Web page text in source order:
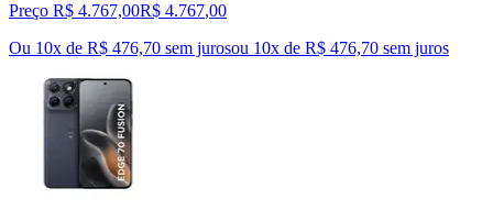
Preço R$ 4.767,00R$ 4.767,00
Ou 10x de R$ 476,70 sem jurosou 10x de R$ 476,70 sem juros